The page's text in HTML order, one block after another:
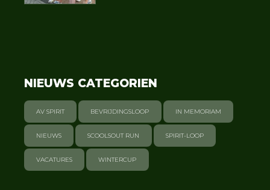
NIEUWS CATEGORIEN
AV SPIRIT BEVRIJDINGSLOOP IN MEMORIAM
NIEUWS SCOOLSOUT RUN SPIRIT-LOOP
VACATURES WINTERCUP